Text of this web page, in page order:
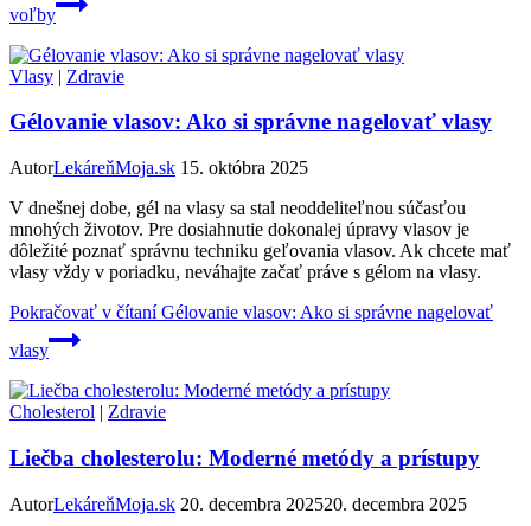
voľby
Vlasy | Zdravie
Gélovanie vlasov: Ako si správne nagelovať vlasy
AutorLekáreňMoja.sk 15. októbra 2025
V dnešnej dobe, gél na vlasy sa stal neoddeliteľnou súčasťou
mnohých životov. Pre dosiahnutie dokonalej úpravy vlasov je
dôležité poznať správnu techniku geľovania vlasov. Ak chcete mať
vlasy vždy v poriadku, neváhajte začať práve s gélom na vlasy.
Pokračovať v čítaníGélovanie vlasov: Ako si správne nagelovať
vlasy
Cholesterol | Zdravie
Liečba cholesterolu: Moderné metódy a prístupy
AutorLekáreňMoja.sk 20. decembra 202520. decembra 2025